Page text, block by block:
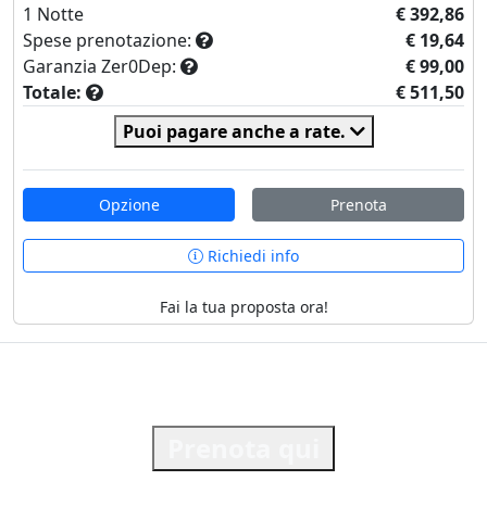
1 Notte
€ 392,86
Spese prenotazione:
€ 19,64
Garanzia Zer0Dep:
€ 99,00
Totale:
€ 511,50
Puoi pagare anche a rate.
Opzione Prenota
Richiedi info
Fai la tua proposta ora!